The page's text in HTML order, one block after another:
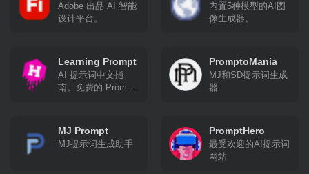
(Beta)
Adobe 出品 AI 智能
设计平台。
内置5种模型的AI图
像生成器。
Learning Prompt
AI 提示词中文指
南。免费的 Prompt
和 Midjourney 教程
PromptoMania
MJ和SD提示词生成
器
MJ Prompt
MJ提示词生成助手
PromptHero
最受欢迎的AI提示词
网站